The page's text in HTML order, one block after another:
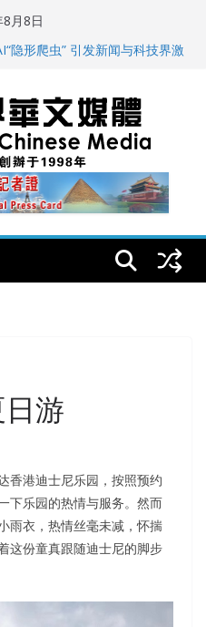
月8日
钩”
会公开声明
天香：加拿大茶艺师邓岚月
游
香港迪士尼乐园，按照预约
下乐园的热情与服务。然而
雨衣，热情丝毫未减，怀揣
这份童真跟随迪士尼的脚步